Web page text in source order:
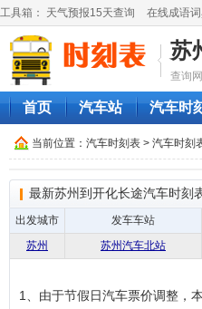
工具箱： 天气预报15天查询 在线成语
苏
查询
首页 汽车站 汽车时
当前位置： 汽车时刻表 > 汽车时刻
最新苏州到开化长途汽车时刻
出发城市 发车车站
苏州
苏州汽车北站
1、由于节假日汽车票价调整，